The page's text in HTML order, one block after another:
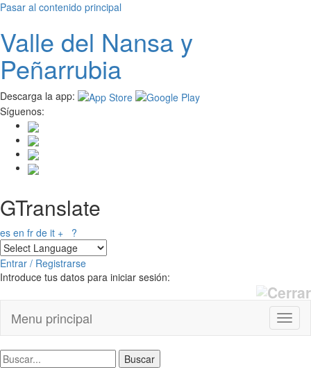
Pasar al contenido principal
Valle del Nansay
Peñarrubia
Descarga la app:
Síguenos:
GTranslate
es en fr de it + ?
Entrar / Registrarse
Introduce tus datos para iniciar sesión:
Menu principal